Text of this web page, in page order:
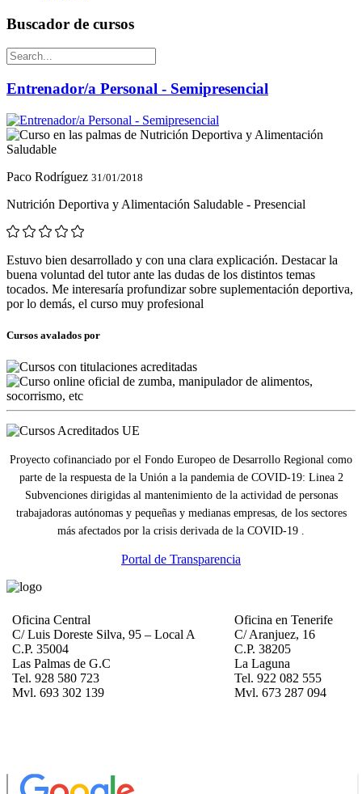
Buscador de cursos
Entrenador/a Personal - Semipresencial
Paco Rodríguez 31/01/2018
Nutrición Deportiva y Alimentación Saludable - Presencial
Estuvo bien desarrollado y con una clara explicación. Destacar la
buena voluntad del tutor ante las dudas de los distintos temas
tocados. Me interesaría profundizar sobre suplementación deportiva,
por lo demás, el curso muy profesional
Cursos avalados por
Proyecto cofinanciado por el Fondo Europeo de Desarrollo Regional como
parte de la respuesta de la Unión a la pandemia de COVID-19: Linea 2
Subvenciones dirigidas al mantenimiento de la actividad de personas
trabajadoras autónomas y pequeñas y medianas empresas, de los sectores
más afectados por la crisis derivada de la COVID-19 .
Portal de Transparencia
Oficina Central
C/ Luis Doreste Silva, 95 – Local A
C.P. 35004
Las Palmas de G.C
Tel. 928 580 723
Mvl. 693 302 139
Oficina en Tenerife
C/ Aranjuez, 16
C.P. 38205
La Laguna
Tel. 922 082 555
Mvl. 673 287 094